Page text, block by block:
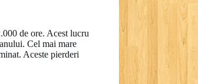
de ore. Acest lucru
Cel mai mare
Aceste pierderi